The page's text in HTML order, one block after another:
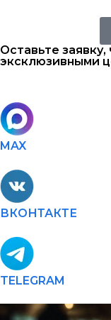
Оставьте
эксклюзивными
MAX
ВКОНТАКТЕ
TELEGRAM